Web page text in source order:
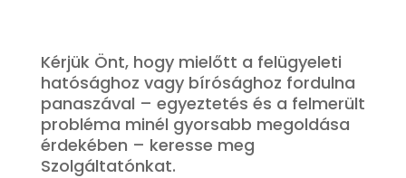
Kérjük Önt, hogy mielőtt a felügyeleti
hatósághoz vagy bírósághoz fordulna
panaszával – egyeztetés és a felmerült
probléma minél gyorsabb megoldása
érdekében – keresse meg
Szolgáltatónkat.